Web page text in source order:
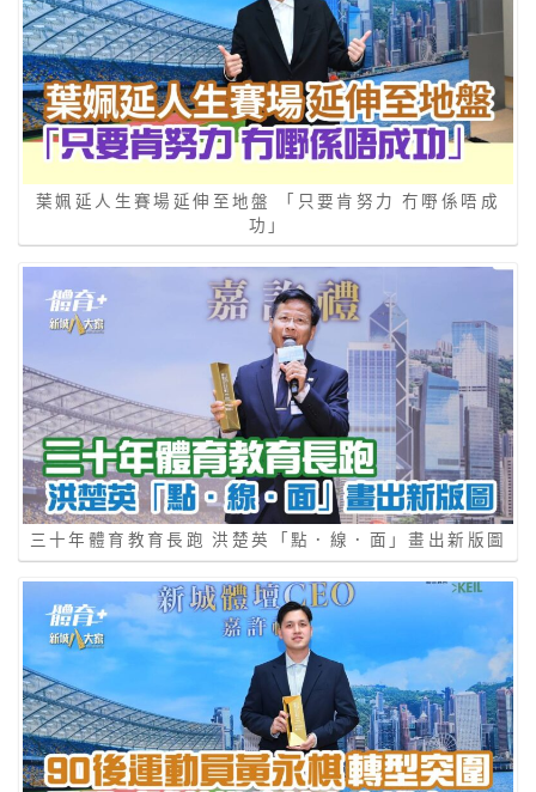
葉姵延人生賽場延伸至地盤 「只要肯努力 冇嘢係唔成
功」
三十年體育教育長跑 洪楚英「點．線．面」畫出新版圖